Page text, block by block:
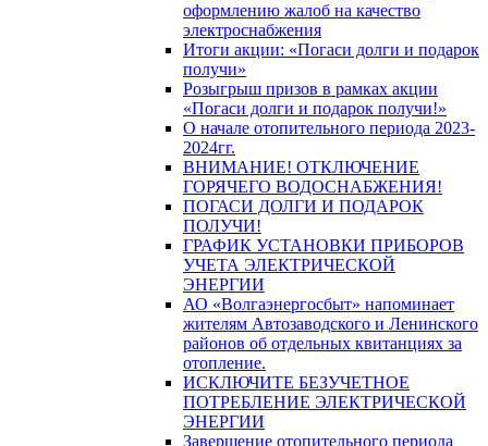
оформлению жалоб на качество
электроснабжения
Итоги акции: «Погаси долги и подарок
получи»
Розыгрыш призов в рамках акции
«Погаси долги и подарок получи!»
О начале отопительного периода 2023-
2024гг.
ВНИМАНИЕ! ОТКЛЮЧЕНИЕ
ГОРЯЧЕГО ВОДОСНАБЖЕНИЯ!
ПОГАСИ ДОЛГИ И ПОДАРОК
ПОЛУЧИ!
ГРАФИК УСТАНОВКИ ПРИБОРОВ
УЧЕТА ЭЛЕКТРИЧЕСКОЙ
ЭНЕРГИИ
АО «Волгаэнергосбыт» напоминает
жителям Автозаводского и Ленинского
районов об отдельных квитанциях за
отопление.
ИСКЛЮЧИТЕ БЕЗУЧЕТНОЕ
ПОТРЕБЛЕНИЕ ЭЛЕКТРИЧЕСКОЙ
ЭНЕРГИИ
Завершение отопительного периода